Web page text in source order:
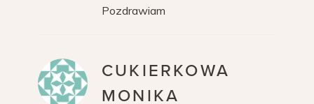
Pozdrawiam
CUKIERKOWA
MONIKA